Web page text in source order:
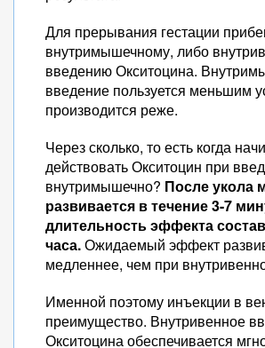
Для прерывания гестации
внутримышечному, либо
введению Окситоцина.
введение пользуется меньшим
производится реже.
Через сколько, то есть когда
действовать Окситоцин при
внутримышечно? После укола
развивается в течение 3-7
длительность эффекта
часа.Ожидаемый эффект
медленнее, чем при
Именной поэтому инъекции в
преимущество. Внутривенное
Окситоцина обеспечивается